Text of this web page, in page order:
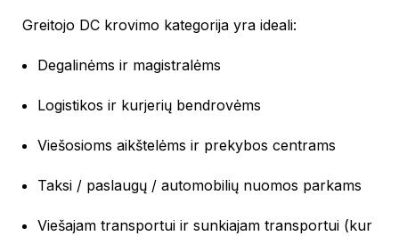
Greitojo DC krovimo kategorija yra ideali:
Degalinėms ir magistralėms
Logistikos ir kurjerių bendrovėms
Viešosioms aikštelėms ir prekybos centrams
Taksi / paslaugų / automobilių nuomos parkams
Viešajam transportui ir sunkiajam transportui (kur